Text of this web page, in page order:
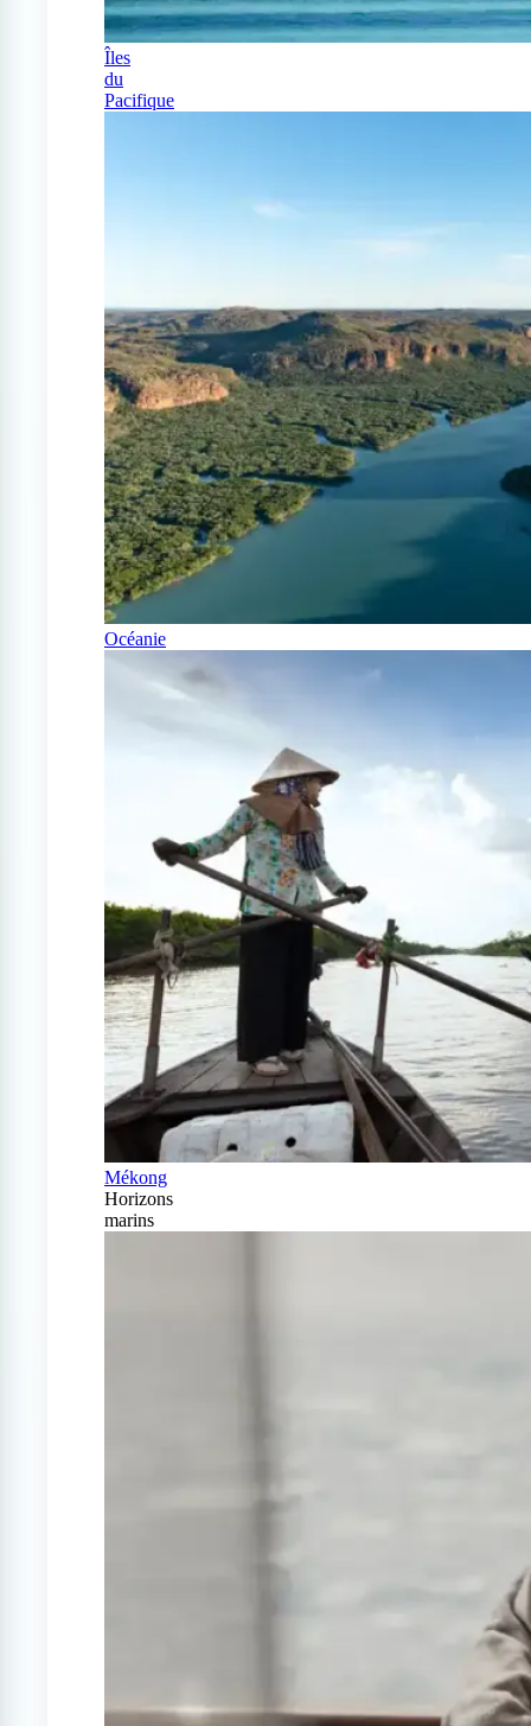
Îles
du
Pacifique
Océanie
Mékong
Horizons
marins